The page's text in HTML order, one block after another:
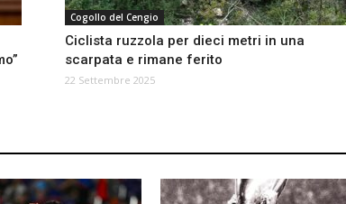
Cogollo del Cengio
Ciclista ruzzola per dieci metri in una
scarpata e rimane ferito
22 Settembre 2025